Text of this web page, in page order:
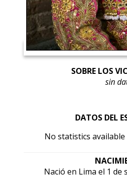
SOBRE LOS
sin
DATOS DEL
No statistics
Nació en Lima el 1 de